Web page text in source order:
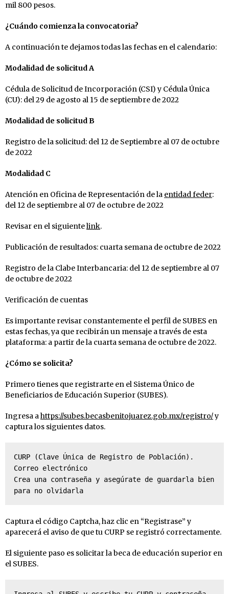
mil 800 pesos.
¿Cuándo comienza la convocatoria?
A continuación te dejamos todas las fechas en el calendario:
Modalidad de solicitud A
Cédula de Solicitud de Incorporación (CSI) y Cédula Única
(CU): del 29 de agosto al 15 de septiembre de 2022
Modalidad de solicitud B
Registro de la solicitud: del 12 de Septiembre al 07 de octubre
de 2022
Modalidad C
Atención en Oficina de Representación de la entidad feder:
del 12 de septiembre al 07 de octubre de 2022
Revisar en el siguientelink.
Publicación de resultados: cuarta semana de octubre de 2022
Registro de la Clabe Interbancaria: del 12 de septiembre al 07
de octubre de 2022
Verificación de cuentas
Es importante revisar constantemente el perfil de SUBES en
estas fechas, ya que recibirán un mensaje a través de esta
plataforma: a partir de la cuarta semana de octubre de 2022.
¿Cómo se solicita?
Primero tienes que registrarte en el Sistema Único de
Beneficiarios de Educación Superior (SUBES).
Ingresa ahttps://subes.becasbenitojuarez.gob.mx/registro/y
captura los siguientes datos.
CURP (Clave Única de Registro de Población).
Correo electrónico
Crea una contraseña y asegúrate de guardarla bien
para no olvidarla
Captura el código Captcha, haz clic en “Registrase” y
aparecerá el aviso de que tu CURP se registró correctamente.
El siguiente paso es solicitar la beca de educación superior en
el SUBES.